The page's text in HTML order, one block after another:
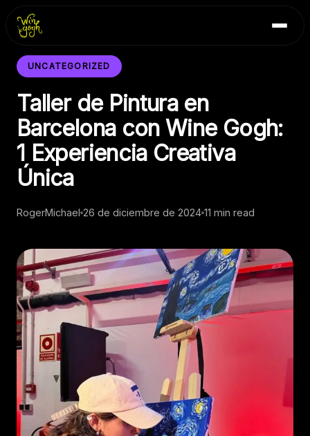
Inicio
Blog
Contacto
UNCATEGORIZED
Taller de Pintura en
Barcelona con Wine Gogh:
1 Experiencia Creativa
Única
RogerMichael 26 de diciembre de 2024 11 min read